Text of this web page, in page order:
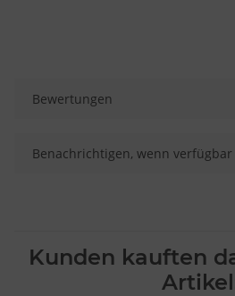
Bewertungen
Benachrichtigen, wenn verfügbar
Kunden kauften